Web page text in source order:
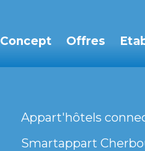
Concept Offres
Appart'hôtels
Smartappart